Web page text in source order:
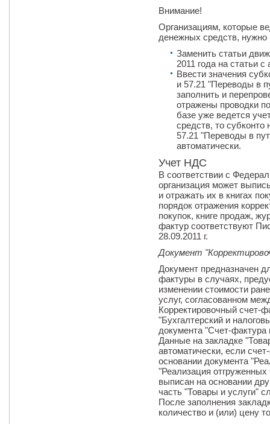
Внимание!
Организациям, которые
денежных средств,
Заменить статьи
2011 года на статьи
Ввести значения
и 57.21 "Переводы в
заполнить и
отражены проводки
базе уже ведется
средств, то
57.21 "Переводы в
автоматически.
Учет НДС
В соответствии с
организация может
и отражать их в книгах
порядок отражения
покупок, книге продаж,
фактур соответствуют
28.09.2011 г.
Документ
Документ предназначен
фактуры в случаях,
изменении стоимости
услуг, согласованном
Корректировочный счет-
"Бухгалтерский и
документа "Счет-
Данные на закладке
автоматически, если
основании документа
"Реализация
выписан на основании
часть "Товары и услуги"
После заполнения
количество и (или) цену